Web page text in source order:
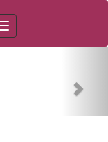
PAOT